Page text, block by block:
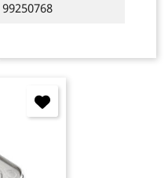
99250768